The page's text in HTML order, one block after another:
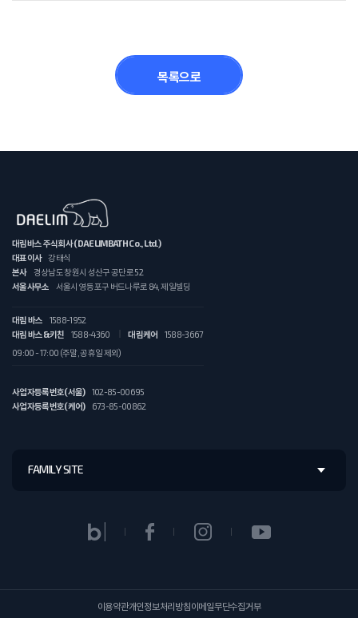
목록으로
대림바스 주식회사 (DAELIMBATH Co., Ltd.)
대표이사
강태식
본사
경상남도 창원시 성산구 공단로 52
서울사무소
서울시 영등포구 버드나루로 84, 제일빌딩
대림 바스
1588-1952
대림 바스&키친
1588-4360 대림케어
1588-3667
09:00 - 17:00 (주말, 공휴일 제외)
사업자등록번호(서울)
102-85-00695
사업자등록번호(케어)
673-85-00862
FAMILY SITE
이용약관개인정보처리방침이메일무단수집거부